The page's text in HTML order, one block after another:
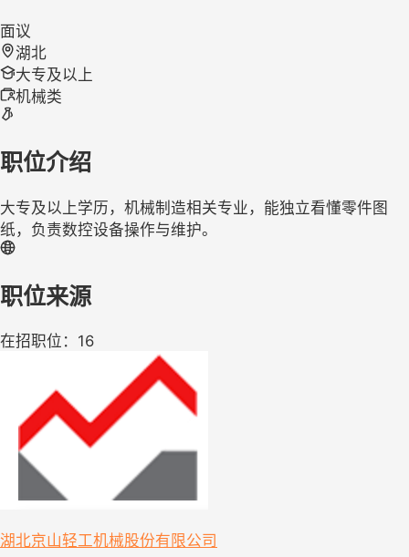
面议
湖北
大专及以上
机械类
职位介绍
大专及以上学历，机械制造相关专业，能独立看懂零件图
纸，负责数控设备操作与维护。
职位来源
在招职位：16
湖北京山轻工机械股份有限公司